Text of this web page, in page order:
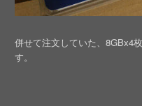
併せて注文していた、8GBx4
す。